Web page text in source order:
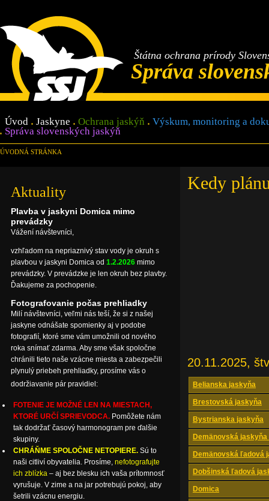
Štátna ochrana prírody
Správa
Úvod Jaskyne Ochrana jaskýň
Výskum, monitoring a
Správa slovenských jaskýň
ÚVODNÁ STRÁNKA
Kedy
20.11.2025,
Belianska jaskyňa
Brestovská jaskyňa
Bystrianska jaskyňa
Demänovská
Demänovská ľadová
Dobšinská ľadová
Domica
Aktuality
Plavba v jaskyni Domica mimo
prevádzky
Vážení návštevníci,
vzhľadom na nepriaznivý stav vody je okruh s
plavbou v jaskyni Domica od 1.2.2026 mimo
prevádzky. V prevádzke je len okruh bez plavby.
Ďakujeme za pochopenie.
Fotografovanie počas prehliadky
Milí návštevníci, veľmi nás teší, že si z našej
jaskyne odnášate spomienky aj v podobe
fotografií, ktoré sme vám umožnili od nového
roka snímať zdarma. Aby sme však spoločne
chránili tieto naše vzácne miesta a zabezpečili
plynulý priebeh prehliadky, prosíme vás o
dodržiavanie pár pravidiel:
FOTENIE JE MOŽNÉ LEN NA MIESTACH,
KTORÉ URČÍ SPRIEVODCA. Pomôžete nám
tak dodržať časový harmonogram pre ďalšie
skupiny.
CHRÁŇME SPOLOČNE NETOPIERE. Sú to
naši citliví obyvatelia. Prosíme, nefotografujte
ich zblízka – aj bez blesku ich vaša prítomnosť
vyrušuje. V zime a na jar potrebujú pokoj, aby
šetrili vzácnu energiu.